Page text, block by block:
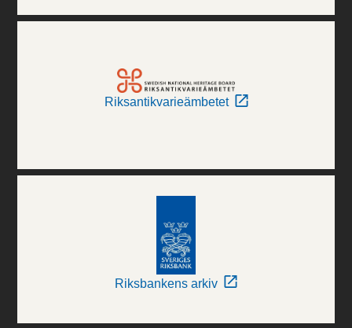
Riksantikvarieämbetet
Riksbankens arkiv